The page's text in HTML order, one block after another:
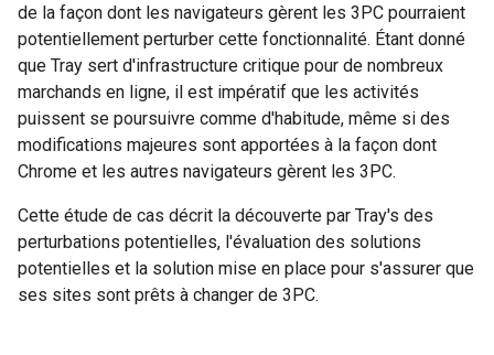
de la façon dont les navigateurs gèrent les 3PC pourraient
potentiellement perturber cette fonctionnalité. Étant donné
que Tray sert d'infrastructure critique pour de nombreux
marchands en ligne, il est impératif que les activités
puissent se poursuivre comme d'habitude, même si des
modifications majeures sont apportées à la façon dont
Chrome et les autres navigateurs gèrent les 3PC.
Cette étude de cas décrit la découverte par Tray's des
perturbations potentielles, l'évaluation des solutions
potentielles et la solution mise en place pour s'assurer que
ses sites sont prêts à changer de 3PC.